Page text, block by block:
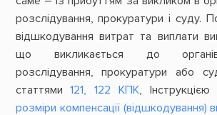
розслідування, прокуратури і суду.
відшкодування витрат та виплати
що викликається до
розслідування, прокуратури або
статтями121, 122 КПК, Інструкцією
розміри компенсації (відшкодування)